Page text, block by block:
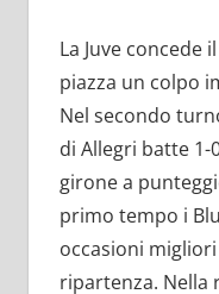
La Juve concede
piazza un colpo
Nel secondo
di Allegri batte 1-
girone a
primo tempo i
occasioni
ripartenza. Nella